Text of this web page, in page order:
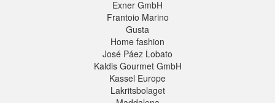
Exner GmbH
Frantoio Marino
Gusta
Home fashion
José Páez Lobato
Kaldis Gourmet GmbH
Kassel Europe
Lakritsbolaget